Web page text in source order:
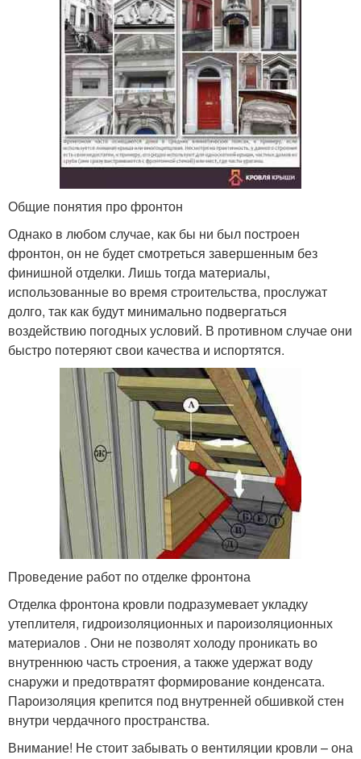
Общие понятия про фронтон
Однако в любом случае, как бы ни был построен
фронтон, он не будет смотреться завершенным без
финишной отделки. Лишь тогда материалы,
использованные во время строительства, прослужат
долго, так как будут минимально подвергаться
воздействию погодных условий. В противном случае они
быстро потеряют свои качества и испортятся.
Проведение работ по отделке фронтона
Отделка фронтона кровли подразумевает укладку
утеплителя, гидроизоляционных и пароизоляционных
материалов . Они не позволят холоду проникать во
внутреннюю часть строения, а также удержат воду
снаружи и предотвратят формирование конденсата.
Пароизоляция крепится под внутренней обшивкой стен
внутри чердачного пространства.
Внимание! Не стоит забывать о вентиляции кровли – она